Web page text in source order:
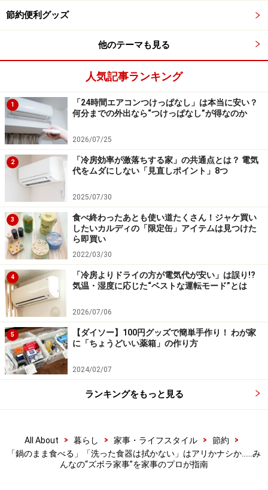
「洗う」「拭く」「片付ける」という3つの作業のうち
の1つを省くことができるので、いいのではないでしょ
うか。
しかし食器の中には、あまり長時間濡れた状態にしてお
かないほうが良い素材のものもあるので、そのような食
器だけは拭いておきましょう。また自然乾燥させている
間に埃が付かないような工夫も必要です。
ズボラ家事回答：「包丁ではなくキッチン
バサミを使う」
まな板、包丁を使うのが面倒なので、お肉とか
はキッチンバサミで切ります。
国によっては包丁（ナイフ）よりもキッチンバサミを使
うほうが多い地域もあるので、何ら問題ありません。
ただし、包丁よりもキッチンバサミのほうが構造上、汚
れが入りやすい場所があることは気にかけておきましょ
う。とくに切った肉などが残ってしまっていると衛生上
り乾かすようにしてください。
今回は、食器洗いに関する「ズボラ家事調査」で得られ
節約便利グッズ
他のテーマも見る
人気記事ランキング
1
「24時間エアコンつけっぱなし」は本当に安い？
何分までの外出なら“つけっぱなし”が得なのか
2026/07/25
2
「冷房効率が激落ちする家」の共通点とは？ 電気
代をムダにしない「見直しポイント」8つ
2025/07/30
3
食べ終わったあとも使い道たくさん！ジャケ買い
したいカルディの「限定缶」アイテムは見つけた
ら即買い
2022/03/30
4
「冷房よりドライの方が電気代が安い」は誤り!?
気温・湿度に応じた“ベストな運転モード”とは
2026/07/06
5
【ダイソー】100円グッズで簡単手作り！ わが家
に「ちょうどいい薬箱」の作り方
2024/02/07
ランキングをもっと見る
All About > 暮らし > 家事・ライフスタイル > 節約
>
「鍋のまま食べる」「洗った食器は拭かない」はアリかナシか……み
んなの“ズボラ家事”を家事のプロが指南